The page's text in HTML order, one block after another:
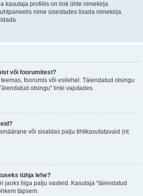
kasutaja profiilis on link ühte nimekirja
nime sisestades lisada nimekirja.
või foorumitest?
foorumis või esilehel. Täiendatud otsingu
otsingu" linki vajutades.
või sisaldas palju tihtikasutatavaid (nt.
tühja lehe?
jaoks liiga palju vasteid. Kasutaja “täiendatud
täpsem.